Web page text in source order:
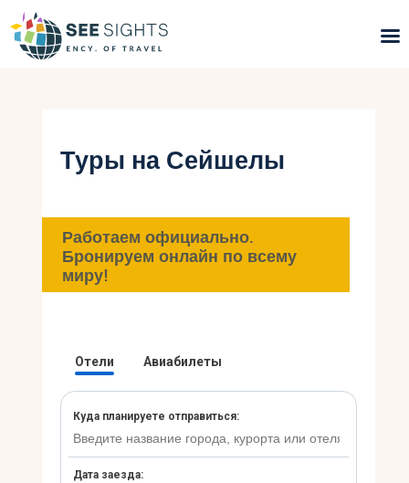
Горящие туры
Страны
Инфо
Контакты
Туры на Сейшелы
Работаем официально.
Бронируем онлайн по всему
миру!